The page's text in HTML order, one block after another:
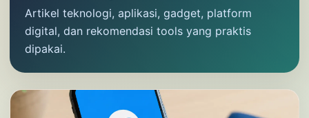
Artikel teknologi, aplikasi, gadget, platform
digital, dan rekomendasi tools yang praktis
dipakai.